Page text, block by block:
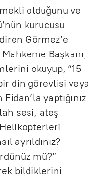
olduğunu ve
kurucusu
Görmez’e
Başkanı,
okuyup, “15
din görevlisi veya
yaptığınız
sesi, ateş
ayrıldınız?
mü?”
bildiklerini